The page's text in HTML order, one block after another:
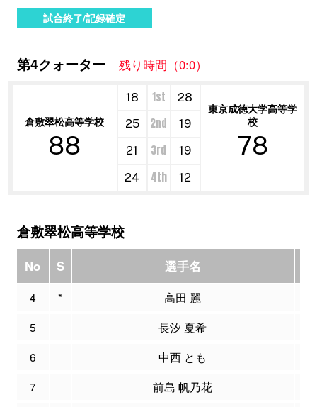
試合終了/記録確定
第4クォーター 残り時間（0:0）
倉敷翠松高等学校
88
18 1st 28
東京成徳大学高等学
校
78
25 2nd
19
21
3rd
19
24
4th 12
倉敷翠松高等学校
No S 選手名
4 * 高田 麗
5
長汐 夏希
6
中西 とも
7
前島 帆乃花